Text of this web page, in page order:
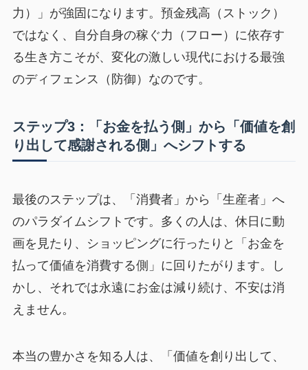
力）」が強固になります。預金残高（ストック）
ではなく、自分自身の稼ぐ力（フロー）に依存す
る生き方こそが、変化の激しい現代における最強
のディフェンス（防御）なのです。
ステップ3：「お金を払う側」から「価値を創
り出して感謝される側」へシフトする
最後のステップは、「消費者」から「生産者」へ
のパラダイムシフトです。多くの人は、休日に動
画を見たり、ショッピングに行ったりと「お金を
払って価値を消費する側」に回りたがります。し
かし、それでは永遠にお金は減り続け、不安は消
えません。
本当の豊かさを知る人は、「価値を創り出して、